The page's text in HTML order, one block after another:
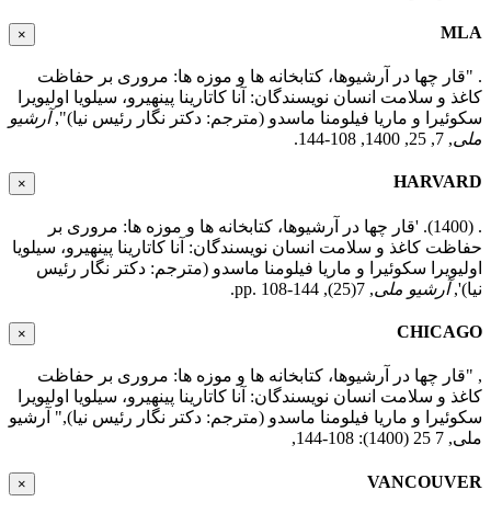
× MLA
. "قار چها در آرشیوها، کتابخانه ها و موزه ها: مروری بر حفاظت
کاغذ و سلامت انسان نویسندگان: آنا کاتارینا پینهیرو، سیلویا اولیویرا
سکوئیرا و ماریا فیلومنا ماسدو (مترجم: دکتر نگار رئیس نیا)",آرشیو
ملی, 7, 25, 1400, 108-144.
× HARVARD
. (1400). 'قار چها در آرشیوها، کتابخانه ها و موزه ها: مروری بر
حفاظت کاغذ و سلامت انسان نویسندگان: آنا کاتارینا پینهیرو، سیلویا
اولیویرا سکوئیرا و ماریا فیلومنا ماسدو (مترجم: دکتر نگار رئیس
نیا)',آرشیو ملی, 7(25), pp. 108-144.
× CHICAGO
, "قار چها در آرشیوها، کتابخانه ها و موزه ها: مروری بر حفاظت
کاغذ و سلامت انسان نویسندگان: آنا کاتارینا پینهیرو، سیلویا اولیویرا
سکوئیرا و ماریا فیلومنا ماسدو (مترجم: دکتر نگار رئیس نیا)," آرشیو
ملی, 7 25 (1400): 108-144,
× VANCOUVER